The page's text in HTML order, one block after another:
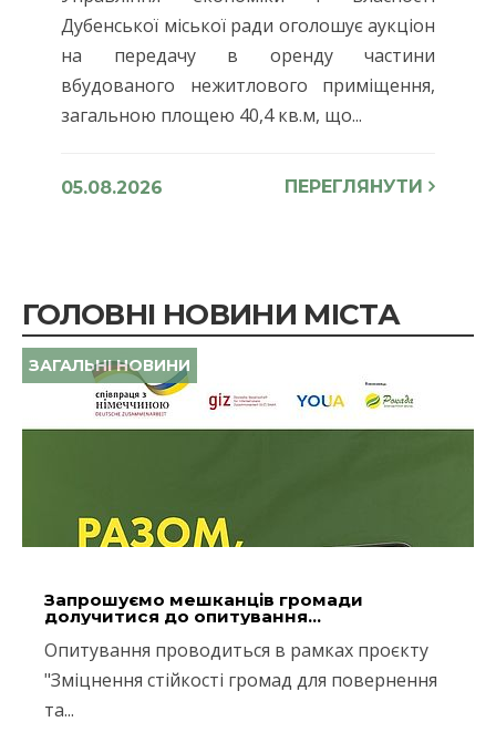
Дубенської міської ради оголошує аукціон
на передачу в оренду частини
вбудованого нежитлового приміщення,
загальною площею 40,4 кв.м, що...
05.08.2026 ПЕРЕГЛЯНУТИ
ГОЛОВНІ НОВИНИ МІСТА
ЗАГАЛЬНІ НОВИНИ
Запрошуємо мешканців громади
долучитися до опитування...
Опитування проводиться в рамках проєкту
"Зміцнення стійкості громад для повернення
та...